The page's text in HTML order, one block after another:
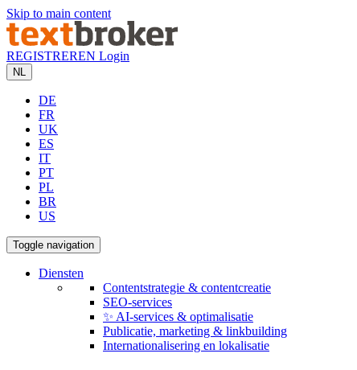
Skip to main content
REGISTREREN Login
NL
DE
FR
UK
ES
IT
PT
PL
BR
US
Toggle navigation
Diensten
Contentstrategie & contentcreatie
SEO-services
✨ AI-services & optimalisatie
Publicatie, marketing & linkbuilding
Internationalisering en lokalisatie